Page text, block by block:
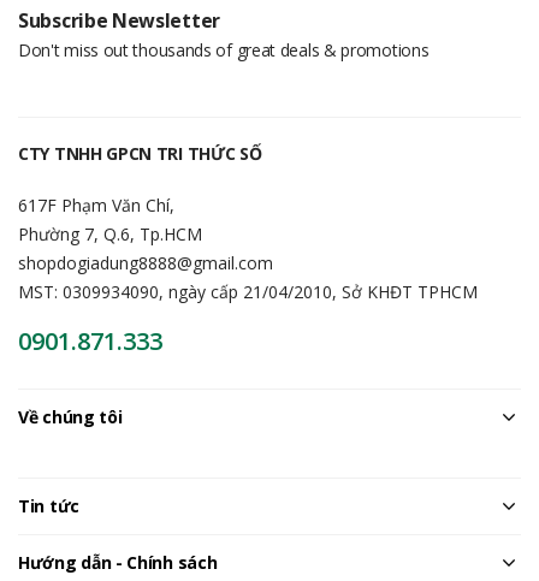
Subscribe Newsletter
Don't miss out thousands of great deals & promotions
CTY TNHH GPCN TRI THỨC SỐ
617F Phạm Văn Chí,
Phường 7, Q.6, Tp.HCM
shopdogiadung8888@gmail.com
MST: 0309934090, ngày cấp 21/04/2010, Sở KHĐT TPHCM
0901.871.333
Về chúng tôi
Tin tức
Hướng dẫn - Chính sách